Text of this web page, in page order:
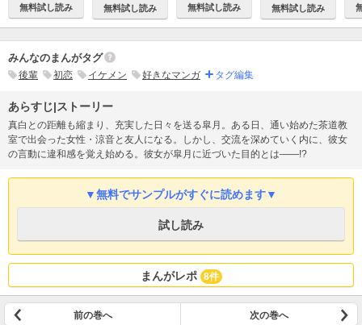
無料試し読み 無料試し読み 無料試し読み 無料試し読み
みんなのまんがタグ
後輩 初恋 イケメン 好きなマンガ タグ編集
あらすじ|ストーリー
真白との距離も縮まり、充実した日々を送る皐月。ある日、通い始めた茶道教
室で出会った女性・涼音と友人になる。しかし、交流を深めていく内に、彼女
の言動に違和感を覚え始める。彼女が皐月に近づいた目的とは――!?
▼無料でサンプルがすぐに読めます▼
試し読み
まんがレポ 8件
前の巻へ 次の巻へ